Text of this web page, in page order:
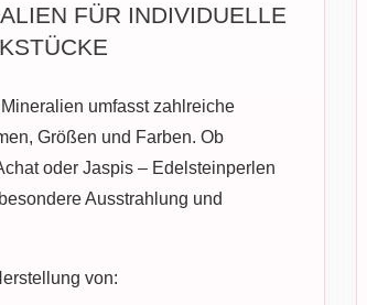
FÜR INDIVIDUELLE
umfasst zahlreiche
Größen und Farben. Ob
oder Jaspis – Edelsteinperlen
Ausstrahlung und
von: